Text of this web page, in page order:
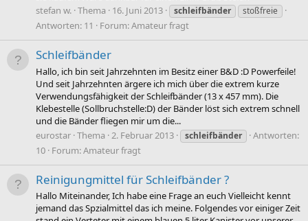
stefan w. Thema 16. Juni 2013 schleifbänder stoßfreie
Antworten: 11 Forum:Amateur fragt
Schleifbänder
Hallo, ich bin seit Jahrzehnten im Besitz einer B&D :D Powerfeile!
Und seit Jahrzehnten ärgere ich mich über die extrem kurze
Verwendungsfähigkeit der Schleifbänder (13 x 457 mm). Die
Klebestelle (Sollbruchstelle:D) der Bänder löst sich extrem schnell
und die Bänder fliegen mir um die...
eurostar Thema 2. Februar 2013 schleifbänder
Antworten:
10 Forum:Amateur fragt
Reinigungmittel für Schleifbänder ?
Hallo Miteinander, Ich habe eine Frage an euch Vielleicht kennt
jemand das Spzialmittel das ich meine. Folgendes vor einiger Zeit